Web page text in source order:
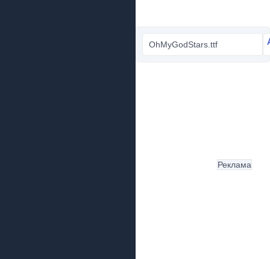
OhMyGodStars.ttf
Реклама